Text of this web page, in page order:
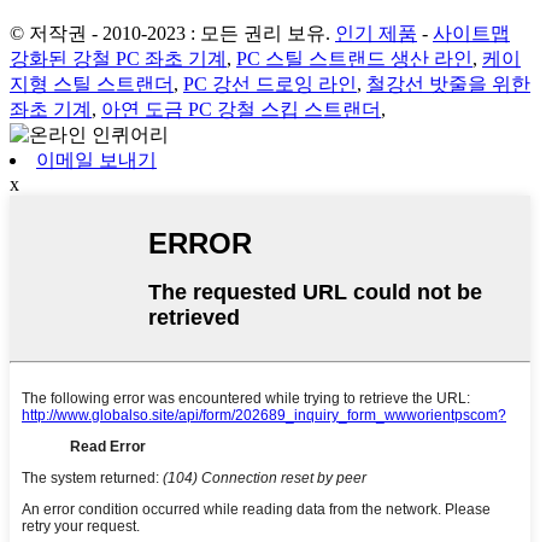
© 저작권 - 2010-2023 : 모든 권리 보유. 인기 제품 - 사이트맵
강화된 강철 PC 좌초 기계 , PC 스틸 스트랜드 생산 라인, 케이
지형 스틸 스트랜더 , PC 강선 드로잉 라인, 철강선 밧줄을 위한
좌초 기계 , 아연 도금 PC 강철 스킵 스트랜더 ,
이메일 보내기
x